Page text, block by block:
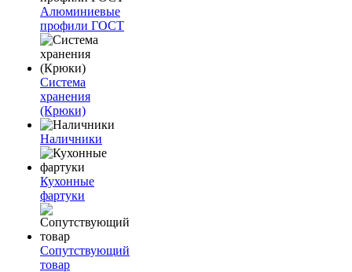
Алюминиевые
профили ГОСТ
Система
хранения
(Крюки)
Наличники
Кухонные
фартуки
Сопутствующий
товар